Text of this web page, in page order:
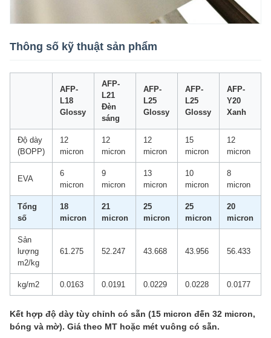
Thông số kỹ thuật sản phẩm
AFP-
L18
Glossy
AFP-
L21
Đèn
sáng
AFP-
L25
Glossy
AFP-
L25
Glossy
AFP-
Y20
Xanh
Độ dày
(BOPP)
12
micron
12
micron
12
micron
15
micron
12
micron
EVA
6
micron
9
micron
13
micron
10
micron
8
micron
Tổng
số
18
micron
21
micron
25
micron
25
micron
20
micron
Sản
lượng
m2/kg
61.275 52.247 43.668 43.956 56.433
kg/m2 0.0163 0.0191 0.0229 0.0228 0.0177
Kết hợp độ dày tùy chỉnh có sẵn (15 micron đến 32 micron,
bóng và mờ). Giá theo MT hoặc mét vuông có sẵn.